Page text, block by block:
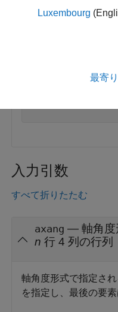
axang = [1 0 0
入力引数
すべて折りたたむ
axang — 軸角
n 行 4 列の行列
軸角度形式で指定され
を指定し、最後の要
Luxembourg
最寄